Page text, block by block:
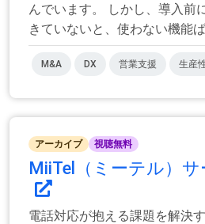
んでいます。 しかし、導入前
きていないと、使わない機能
M&A DX 営業支援 生産
アーカイブ 視聴無料
MiiTel（ミーテル）
電話対応が抱える課題を解決